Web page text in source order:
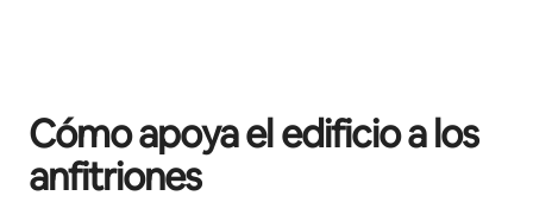
Cómo apoya el edificio a los
anfitriones